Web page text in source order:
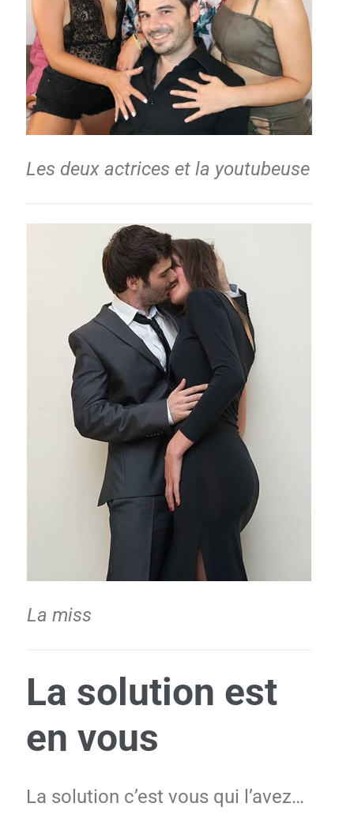
Les deux actrices et la youtubeuse
La miss
La solution est
en vous
La solution c’est vous qui l’avez…